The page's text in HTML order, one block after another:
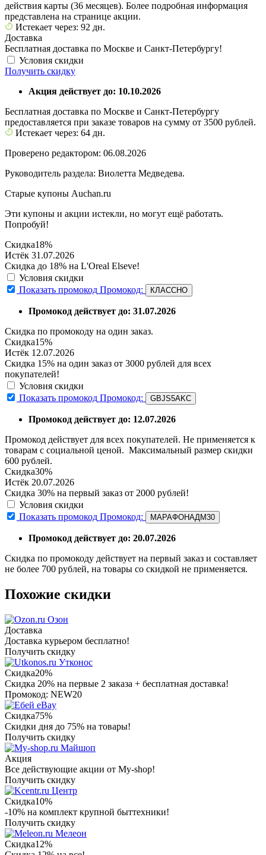
действия карты (36 месяцев). Более подробная информация
представлена на странице акции.
Истекает через: 92 дн.
Доставка
Бесплатная доставка по Москве и Санкт-Петербургу!
Условия скидки
Получить скидку
Акция действует до: 10.10.2026
Бесплатная доставка по Москве и Санкт-Петербургу
предоставляется при заказе товаров на сумму от 3500 рублей.
Истекает через: 64 дн.
Проверено редактором: 06.08.2026
Руководитель раздела: Виолетта Медведева.
Старые купоны Auchan.ru
Эти купоны и акции истекли, но могут ещё работать.
Попробуй!
Скидка18%
Истёк 31.07.2026
Скидка до 18% на L'Oreal Elseve!
Условия скидки
Показать промокод Промокод: КЛАССНО
Промокод действует до: 31.07.2026
Скидка по промокоду на один заказ.
Скидка15%
Истёк 12.07.2026
Скидка 15% на один заказ от 3000 рублей для всех
покупателей!
Условия скидки
Показать промокод Промокод: GBJS5AKC
Промокод действует до: 12.07.2026
Промокод действует для всех покупателей. Не применяется к
товарам с социальной ценой. Максимальный размер скидки
600 рублей.
Скидка30%
Истёк 20.07.2026
Скидка 30% на первый заказ от 2000 рублей!
Условия скидки
Показать промокод Промокод: МАРАФОНАДМ30
Промокод действует до: 20.07.2026
Скидка по промокоду действует на первый заказ и составляет
не более 700 рублей, на товары со скидкой не применяется.
Похожие скидки
Озон
Доставка
Доставка курьером бесплатно!
Получить скидку
Утконос
Скидка20%
Скидка 20% на первые 2 заказа + бесплатная доставка!
Промокод: NEW20
eBay
Скидка75%
Скидки дня до 75% на товары!
Получить скидку
Майшоп
Акция
Все действующие акции от My-shop!
Получить скидку
Центр
Скидка10%
-10% на комплект крупной быттехники!
Получить скидку
Мелеон
Скидка12%